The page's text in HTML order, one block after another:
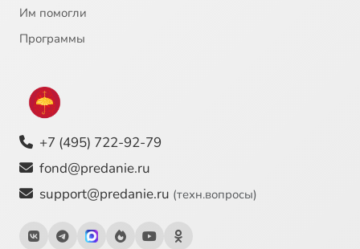
Им помогли
Программы
+7 (495) 722-92-79
fond@predanie.ru
support@predanie.ru (техн.вопросы)